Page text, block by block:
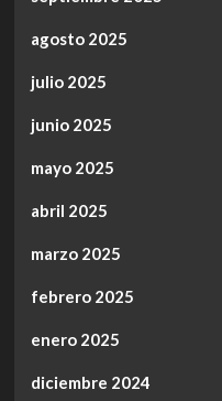
agosto 2025
julio 2025
junio 2025
mayo 2025
abril 2025
marzo 2025
febrero 2025
enero 2025
diciembre 2024